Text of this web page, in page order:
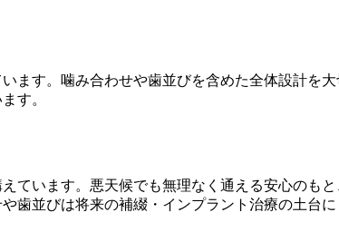
ます。噛み合わせや歯並びを含めた全体設計を
す。
ています。悪天候でも無理なく通える安心のも
歯並びは将来の補綴・インプラント治療の土台